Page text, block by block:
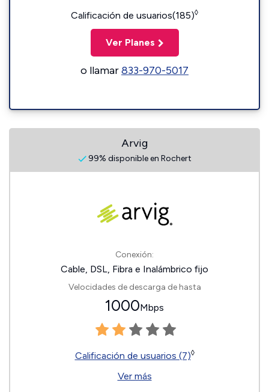
Calificación de usuarios(185)◊
Ver Planes
o llamar833-970-5017
Arvig
99% disponible en Rochert
Conexión:
Cable, DSL, Fibra e Inalámbrico fijo
Velocidades de descarga de hasta
1000Mbps
Calificación de usuarios (7)◊
Ver más